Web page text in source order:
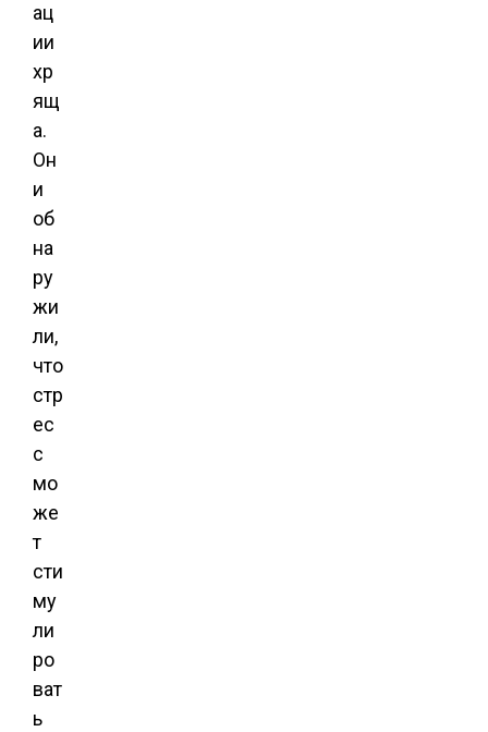
ац
ии
хр
ящ
а.
Он
и
об
на
ру
жи
ли,
что
стр
ес
с
мо
же
т
сти
му
ли
ро
ват
ь